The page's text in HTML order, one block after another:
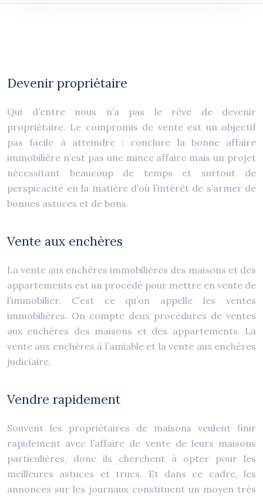
Devenir propriétaire
Qui d’entre nous n’a pas le rêve de devenir
propriétaire. Le compromis de vente est un objectif
pas facile à atteindre : conclure la bonne affaire
immobilière n’est pas une mince affaire mais un projet
nécessitant beaucoup de temps et surtout de
perspicacité en la matière d’où l’intérêt de s’armer de
bonnes astuces et de bons.
Vente aux enchères
La vente aux enchères immobilières des maisons et des
appartements est un procédé pour mettre en vente de
l’immobilier. C’est ce qu’on appelle les ventes
immobilières. On compte deux procédures de ventes
aux enchères des maisons et des appartements. La
vente aux enchères à l’amiable et la vente aux enchères
judiciaire.
Vendre rapidement
Souvent les propriétaires de maisons veulent finir
rapidement avec l’affaire de vente de leurs maisons
particulières, donc ils cherchent à opter pour les
meilleures astuces et trucs. Et dans ce cadre, les
annonces sur les journaux constituent un moyen très